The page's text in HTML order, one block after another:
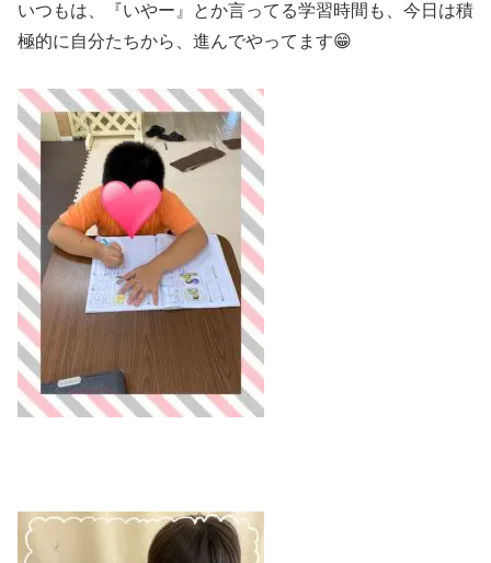
いつもは、『いやー』とか言ってる学習時間も、今日は積
極的に自分たちから、進んでやってます😁